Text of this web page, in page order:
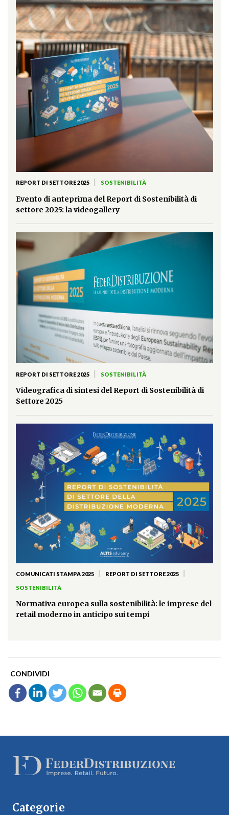
REPORT DI SETTORE 2025 SOSTENIBILITÀ
Evento di anteprima del Report di Sostenibilità di
settore 2025: la videogallery
REPORT DI SETTORE 2025 SOSTENIBILITÀ
Videografica di sintesi del Report di Sostenibilità di
Settore 2025
COMUNICATI STAMPA 2025 REPORT DI SETTORE 2025
SOSTENIBILITÀ
Normativa europea sulla sostenibilità: le imprese del
retail moderno in anticipo sui tempi
CONDIVIDI
Categorie